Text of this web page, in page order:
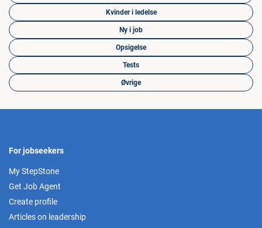
Kvinder i ledelse
Ny i job
Opsigelse
Tests
Øvrige
For jobseekers
My StepStone
Get Job Agent
Create profile
Articles on leadership